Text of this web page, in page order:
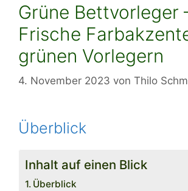
Grüne Bettvorleger
Frische
grünen Vorlegern
4. November 2023 von Thilo
Überblick
Inhalt auf einen Blick
Überblick